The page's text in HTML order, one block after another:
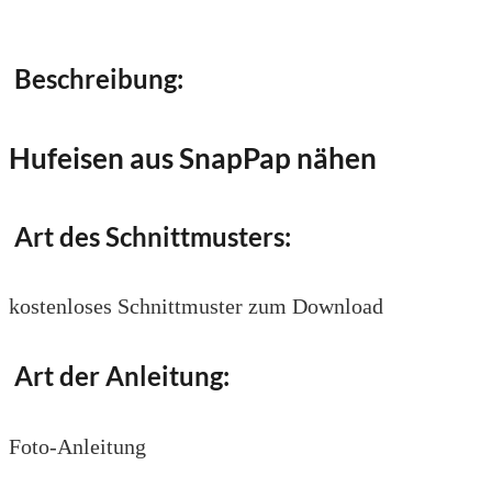
Beschreibung:
Hufeisen aus SnapPap nähen
Art des Schnittmusters:
kostenloses Schnittmuster zum Download
Art der Anleitung:
Foto-Anleitung